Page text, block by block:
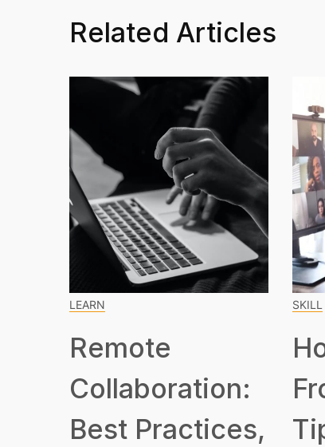
Related Articles
LEARN
Remote
Collaboration:
Best Practices,
SKILL